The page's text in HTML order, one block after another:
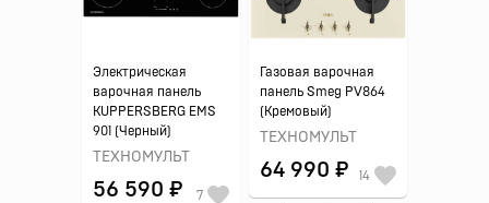
Электрическая
варочная панель
KUPPERSBERG EMS
901 (Черный)
ТЕХНОМУЛЬТ
56 590 ₽ 7
Газовая варочная
панель Smeg PV864
(Кремовый)
ТЕХНОМУЛЬТ
64 990 ₽ 14